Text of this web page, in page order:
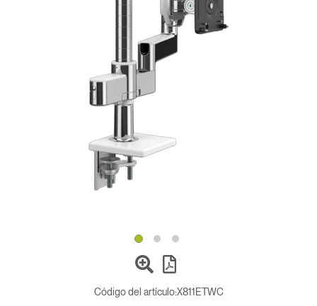
Instagram
Humanscale
Blog
Pinterest
to
YouTube
Código del artículo:X811ETWC